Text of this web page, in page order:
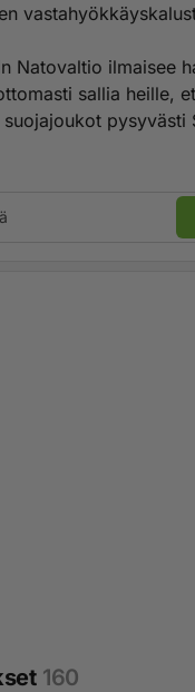
Natovaltio ilmaisee
sallia heille,
pysyvästi
160